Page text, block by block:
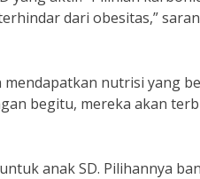
dari obesitas,”
nutrisi yang
begitu, mereka akan
anak SD. Pilihannya